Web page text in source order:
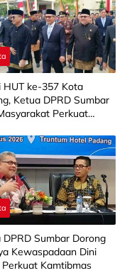
HUT ke-357 Kota
Ketua DPRD Sumbar
Perkuat
DPRD Sumbar Dorong
Kewaspadaan Dini
Kamtibmas